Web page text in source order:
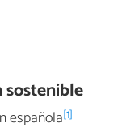
española[1]